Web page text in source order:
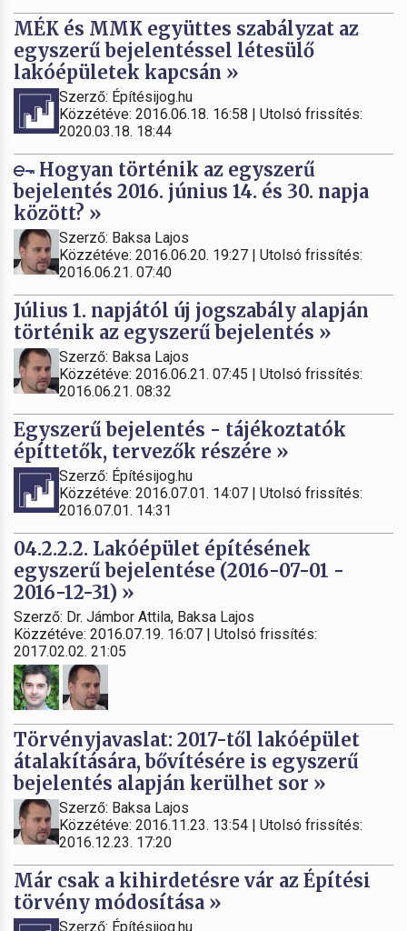
MÉK és MMK együttes szabályzat az
egyszerű bejelentéssel létesülő
lakóépületek kapcsán »
Szerző: Építésijog.hu
Közzétéve: 2016.06.18. 16:58 | Utolsó frissítés:
2020.03.18. 18:44
Hogyan történik az egyszerű
bejelentés 2016. június 14. és 30. napja
között? »
Szerző: Baksa Lajos
Közzétéve: 2016.06.20. 19:27 | Utolsó frissítés:
2016.06.21. 07:40
Július 1. napjától új jogszabály alapján
történik az egyszerű bejelentés »
Szerző: Baksa Lajos
Közzétéve: 2016.06.21. 07:45 | Utolsó frissítés:
2016.06.21. 08:32
Egyszerű bejelentés - tájékoztatók
építtetők, tervezők részére »
Szerző: Építésijog.hu
Közzétéve: 2016.07.01. 14:07 | Utolsó frissítés:
2016.07.01. 14:31
04.2.2.2. Lakóépület építésének
egyszerű bejelentése (2016-07-01 -
2016-12-31) »
Szerző: Dr. Jámbor Attila, Baksa Lajos
Közzétéve: 2016.07.19. 16:07 | Utolsó frissítés:
2017.02.02. 21:05
Törvényjavaslat: 2017-től lakóépület
átalakítására, bővítésére is egyszerű
bejelentés alapján kerülhet sor »
Szerző: Baksa Lajos
Közzétéve: 2016.11.23. 13:54 | Utolsó frissítés:
2016.12.23. 17:20
Már csak a kihirdetésre vár az Építési
törvény módosítása »
Szerző: Építésijog.hu